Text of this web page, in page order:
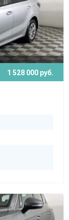
1 528 000 руб.